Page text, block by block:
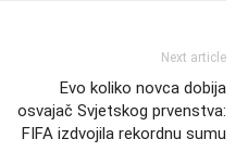
Next article
Evo koliko novca dobija
osvajač Svjetskog prvenstva:
FIFA izdvojila rekordnu sumu